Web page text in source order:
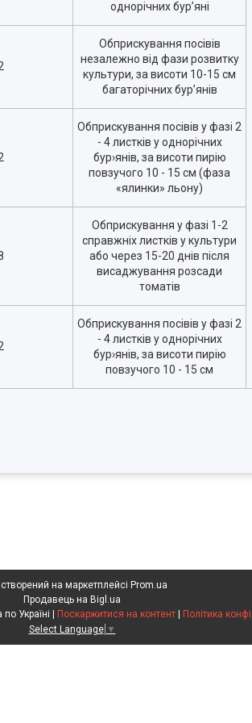
однорічних бур’яні
Обприскування посівів
незалежно від фази розвитку
культури, за висоти 10-15 см
багаторічних бур’янів
Обприскування посівів у фазі 2
- 4 листків у однорічних
бур›янів, за висоти пирію
повзучого 10 - 15 см (фаза
«ялинки» льону)
Обприскування у фазі 1-2
справжніх листків у культури
або через 15-20 днів після
висаджування розсади
томатів
Обприскування посівів у фазі 2
- 4 листків у однорічних
бур›янів, за висоти пирію
повзучого 10 - 15 см
на маркетплейсі Prom.ua
Продавець на Bigl.ua
Поскаржитися на контент
Політика
Select Language ▼